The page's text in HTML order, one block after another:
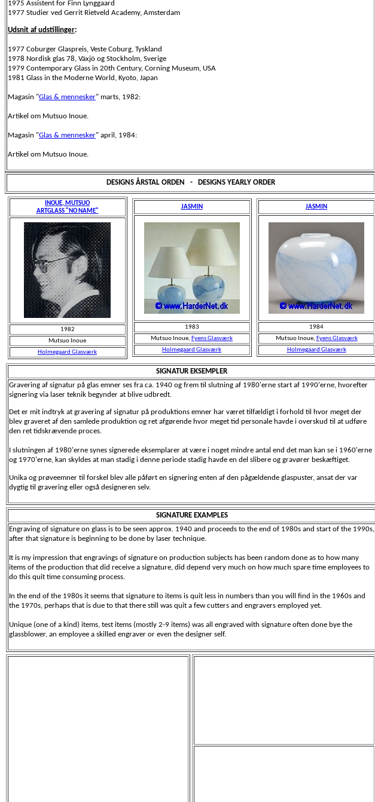
1975 Assistent for Finn Lynggaard
1977 Studier ved Gerrit Rietveld Academy, Amsterdam
Udsnit af udstillinger:
1977 Coburger Glaspreis, Veste Coburg, Tyskland
1978 Nordisk glas 78, Växjö og Stockholm, Sverige
1979 Contemporary Glass in 20th Century, Corning Museum, USA
1981 Glass in the Moderne World, Kyoto, Japan
Magasin "Glas & mennesker" marts, 1982:
Artikel om Mutsuo Inoue.
Magasin "Glas & mennesker" april, 1984:
Artikel om Mutsuo Inoue.
DESIGNS ÅRSTAL ORDEN - DESIGNS YEARLY ORDER
INOUE, MUTSUO
ARTGLASS "NO NAME"
1982
Mutsuo Inoue
Holmegaard Glasværk
JASMIN
1983
Mutsuo Inoue, Fyens Glasværk
Holmegaard Glasværk
JASMIN
1984
Mutsuo Inoue, Fyens Glasværk
Holmegaard Glasværk
SIGNATUR EKSEMPLER
Gravering af signatur på glas emner ses fra ca. 1940 og frem til slutning af 1980'erne start af 1990'erne, hvorefter
signering via laser teknik begynder at blive udbredt.
Det er mit indtryk at gravering af signatur på produktions emner har været tilfældigt i forhold til hvor meget der
blev graveret af den samlede produktion og ret afgørende hvor meget tid personale havde i overskud til at udføre
den ret tidskrævende proces.
I slutningen af 1980'erne synes signerede eksemplarer at være i noget mindre antal end det man kan se i 1960'erne
og 1970'erne, kan skyldes at man stadig i denne periode stadig havde en del slibere og gravører beskæftiget.
Unika og prøveemner til forskel blev alle påført en signering enten af den pågældende glaspuster, ansat der var
dygtig til gravering eller også designeren selv.
SIGNATURE EXAMPLES
Engraving of signature on glass is to be seen approx. 1940 and proceeds to the end of 1980s and start of the 1990s,
after that signature is beginning to be done by laser technique.
It is my impression that engravings of signature on production subjects has been random done as to how many
items of the production that did receive a signature, did depend very much on how much spare time employees to
do this quit time consuming process.
In the end of the 1980s it seems that signature to items is quit less in numbers than you will find in the 1960s and
the 1970s, perhaps that is due to that there still was quit a few cutters and engravers employed yet.
Unique (one of a kind) items, test items (mostly 2-9 items) was all engraved with signature often done bye the
glassblower, an employee a skilled engraver or even the designer self.